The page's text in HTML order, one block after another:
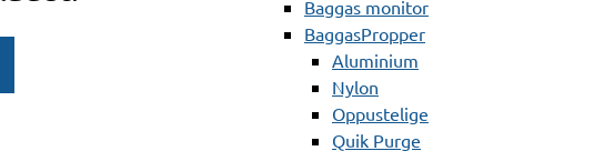
Baggas monitor
BaggasPropper
Aluminium
Nylon
Oppustelige
Quik Purge